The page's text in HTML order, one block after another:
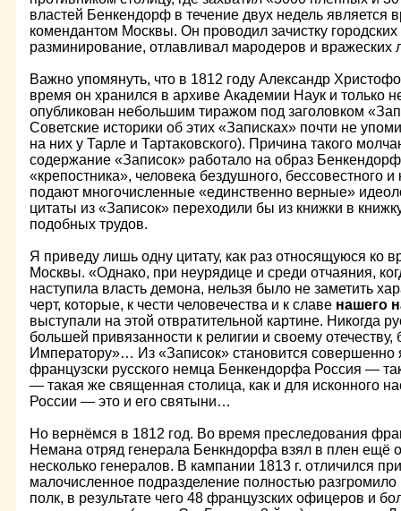
властей Бенкендорф в течение двух недель
комендантом Москвы. Он проводил зачистку
разминирование, отлавливал мародеров и вражеских
Важно упомянуть, что в 1812 году Александр
время он хранился в архиве Академии Наук и только
опубликован небольшим тиражом под заголовком
Советские историки об этих «Записках» почти не
на них у Тарле и Тартаковского). Причина такого
содержание «Записок» работало на образ
«крепостника», человека бездушного, бессовестного
подают многочисленные «единственно верные»
цитаты из «Записок» переходили бы из книжки в
подобных трудов.
Я приведу лишь одну цитату, как раз относящуюся ко
Москвы. «Однако, при неурядице и среди отчаяния,
наступила власть демона, нельзя было не заметить
черт, которые, к чести человечества и к славе нашего
выступали на этой отвратительной картине. Никогда
большей привязанности к религии и своему
Императору»… Из «Записок» становится совершенно
французски русского немца Бенкендорфа Россия —
— такая же священная столица, как и для исконного
России — это и его святыни…
Но вернёмся в 1812 год. Во время преследования
Немана отряд генерала Бенкндорфа взял в плен ещё
несколько генералов. В кампании 1813 г. отличился
малочисленное подразделение полностью разгромило
полк, в результате чего 48 французских офицеров и